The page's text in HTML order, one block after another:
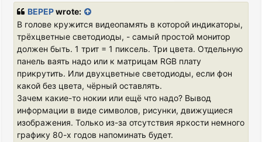
BEPEPwrote:
В голове кружится видеопамять в которой индикаторы,
трёхцветные светодиоды, - самый простой монитор
должен быть. 1 трит = 1 пиксель. Три цвета. Отдельную
панель ваять надо или к матрицам RGB плату
прикрутить. Или двухцветные светодиоды, если фон
какой без цвета, чёрный оставлять.
Зачем какие-то нокии или ещё что надо? Вывод
информации в виде символов, рисунки, движущиеся
изображения. Только из-за отсутствия яркости немного
графику 80-х годов напоминать будет.